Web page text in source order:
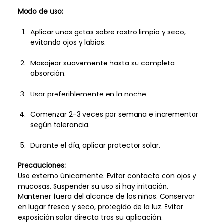
Modo de uso:
Aplicar unas gotas sobre rostro limpio y seco,
evitando ojos y labios.
Masajear suavemente hasta su completa
absorción.
Usar preferiblemente en la noche.
Comenzar 2-3 veces por semana e incrementar
según tolerancia.
Durante el día, aplicar protector solar.
Precauciones:
Uso externo únicamente. Evitar contacto con ojos y
mucosas. Suspender su uso si hay irritación.
Mantener fuera del alcance de los niños. Conservar
en lugar fresco y seco, protegido de la luz. Evitar
exposición solar directa tras su aplicación.